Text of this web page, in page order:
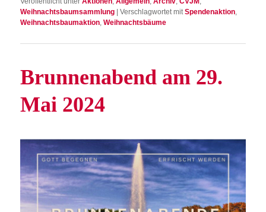
Weihnachtsbaumsammlung |Verschlagwortet mit Spendenaktion
Weihnachtsbaumaktion ,Weihnachtsbäume
Brun­nen­a­bend am 29.
Mai 2024